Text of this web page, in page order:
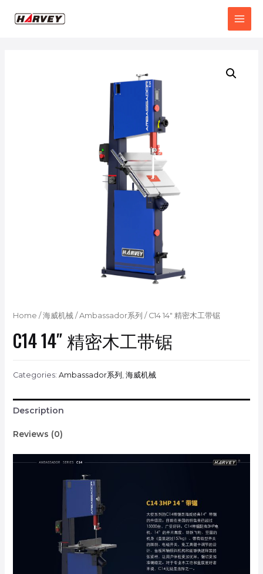
Home / 海威机械/ Ambassador系列 / C14 14″ 精密木工带锯
C14 14″ 精密木工带锯
Categories: Ambassador系列 海威机械
Description
Reviews (0)